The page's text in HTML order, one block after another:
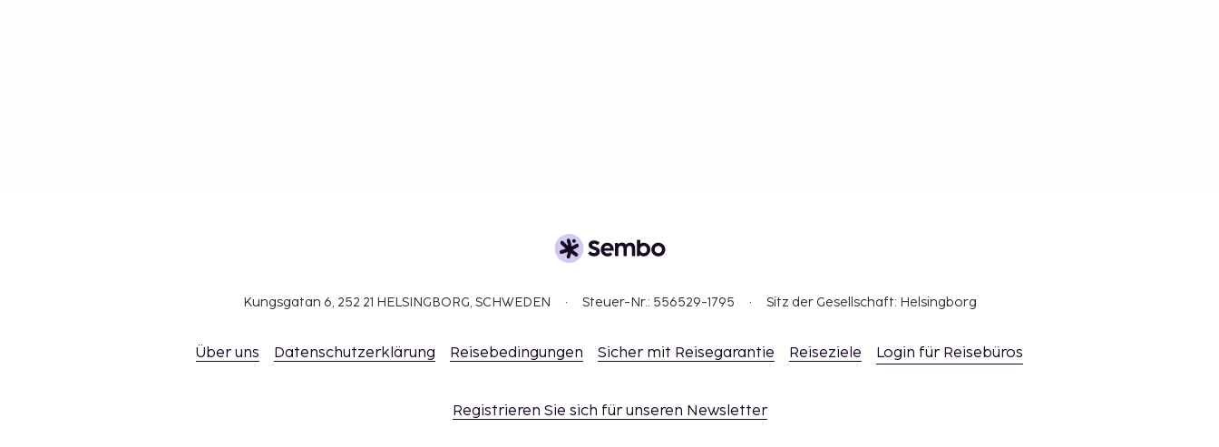
Kungsgatan 6, 252 21 HELSINGBORG, SCHWEDEN Steuer-Nr.: 556529-1795 Sitz der Gesellschaft: Helsingborg
Über uns Datenschutzerklärung Reisebedingungen Sicher mit Reisegarantie Reiseziele Login für Reisebüros
Registrieren Sie sich für unseren Newsletter